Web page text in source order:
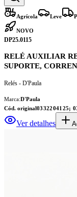
Agrícola Leve
NOVO
DP25.0115
RELÉ AUXILIAR
SUPORTE,
Relés - D'Paula
Marca:D'Paula
Cód. original0332204125;
Ver detalhes